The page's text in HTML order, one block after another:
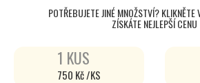
POTŘEBUJETE JINÉ MNOŽSTVÍ? KLIKNĚTE
ZÍSKÁTE NEJLEPŠÍ CENU
1 KUS
750 Kč /KS